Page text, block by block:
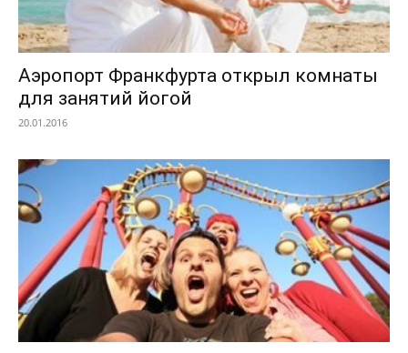
Аэропорт Франкфурта открыл комнаты
для занятий йогой
20.01.2016